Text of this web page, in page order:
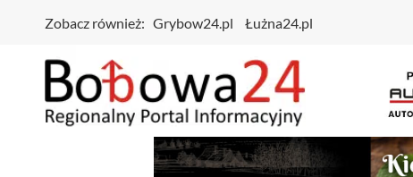
Zobacz również: Grybow24.pl Łużna24.pl